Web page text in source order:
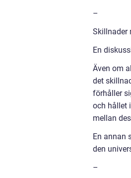
–
Skillnader
En
Även om
det
förhåller
och hållet
mellan
En annan
den
–